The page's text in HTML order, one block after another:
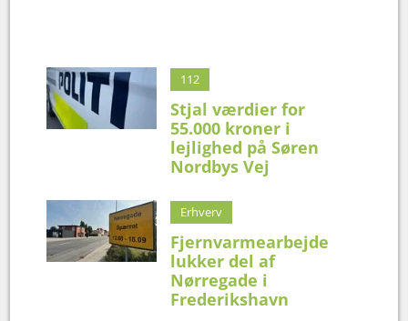
112
Stjal værdier for
55.000 kroner i
lejlighed på Søren
Nordbys Vej
Erhverv
Fjernvarmearbejde
lukker del af
Nørregade i
Frederikshavn